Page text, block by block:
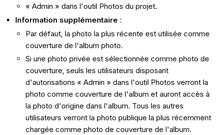
« Admin » dans l'outil Photos du projet.
Information supplémentaire :
Par défaut, la photo la plus récente est utilisée comme
couverture de l'album photo.
Si une photo privée est sélectionnée comme photo de
couverture, seuls les utilisateurs disposant
d'autorisations « Admin » dans l'outil Photos verront la
photo comme couverture de l'album et auront accès à
la photo d'origine dans l'album. Tous les autres
utilisateurs verront la photo publique la plus récemment
chargée comme photo de couverture de l'album.